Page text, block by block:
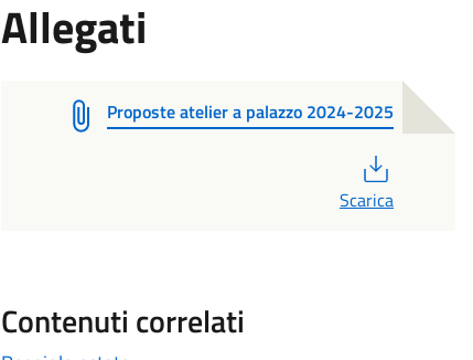
Allegati
Proposte atelier a palazzo 2024-2025
Scarica
Contenuti correlati